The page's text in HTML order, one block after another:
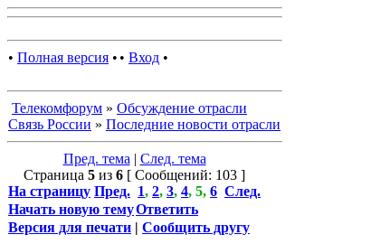
• Полная версия • • Вход •
Телекомфорум » Обсуждение отрасли
Связь России » Последние новости отрасли
Пред. тема | След. тема
Страница 5 из 6 [ Сообщений: 103 ]
На страницу Пред. 1, 2, 3, 4, 5, 6 След.
Начать новую темуОтветить
Версия для печати | Сообщить другу